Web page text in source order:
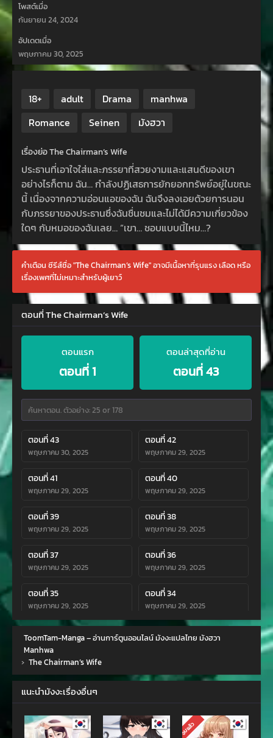
โพสต์เมื่อ
กันยายน 24, 2024
อัปเดตเมื่อ
พฤษภาคม 30, 2025
18+ adult Drama
manhwa
Romance
Seinen มังฮวา
เรื่องย่อ The Chairman’s Wife
ประธานที่เอาใจใส่และภรรยาที่สวยงามและแสนดีของเขา
อย่างไรก็ตาม ฉัน… กำลังปฏิเสธการยักยอกทรัพย์อยู่ในขณะ
นี้ เนื่องจากความอ่อนแอของฉัน ฉันจึงลงเอยด้วยการนอน
กับภรรยาของประธานซึ่งฉันชื่นชมและไม่ได้มีความเกี่ยวข้อง
ใดๆ กับหมอของฉันเลย… “เขา… ชอบแบบนี้ไหม…?
คำเตือน ซีรีส์ชื่อ "The Chairman’s Wife" อาจมีเนื้อหาที่รุนแรง เลือด หรือ
เรื่องเพศที่ไม่เหมาะสำหรับผู้เยาว์
ตอนที่ The Chairman’s Wife
ตอนแรก
ตอนที่ 1
ตอนล่าสุดที่อ่าน
ตอนที่ 43
ตอนที่ 43
พฤษภาคม 30, 2025
ตอนที่ 42
พฤษภาคม 29, 2025
ตอนที่ 41
พฤษภาคม 29, 2025
ตอนที่ 40
พฤษภาคม 29, 2025
ตอนที่ 39
พฤษภาคม 29, 2025
ตอนที่ 38
พฤษภาคม 29, 2025
ตอนที่ 37
พฤษภาคม 29, 2025
ตอนที่ 36
พฤษภาคม 29, 2025
ตอนที่ 35
พฤษภาคม 29, 2025
ตอนที่ 34
พฤษภาคม 29, 2025
พฤษภาคม 29, 2025
ตอนที่ 32
พฤษภาคม 29, 2025
พฤษภาคม 29, 2025 พฤษภาคม 29, 2025
พฤษภาคม 29, 2025 เมษายน 27, 2025
ToomTam-Manga – อ่านการ์ตูนออนไลน์ มังงะแปลไทย มังฮวา
Manhwa
› The Chairman’s Wife
แนะนำมังงะเรื่องอื่นๆ
จบแล้ว